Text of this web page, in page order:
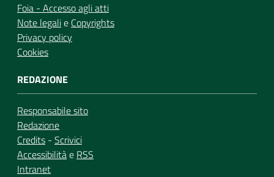
Foia - Accesso agli atti
Note legalie Copyrights
Privacy policy
Cookies
REDAZIONE
Responsabile sito
Redazione
Credits - Scrivici
Accessibilitàe RSS
Intranet